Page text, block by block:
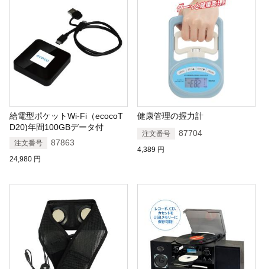
給電型ポケットWi-Fi（ecocoT
D20)年間100GBデータ付
注文番号 87863
24,980 円
健康管理の握力計
注文番号 87704
4,389 円